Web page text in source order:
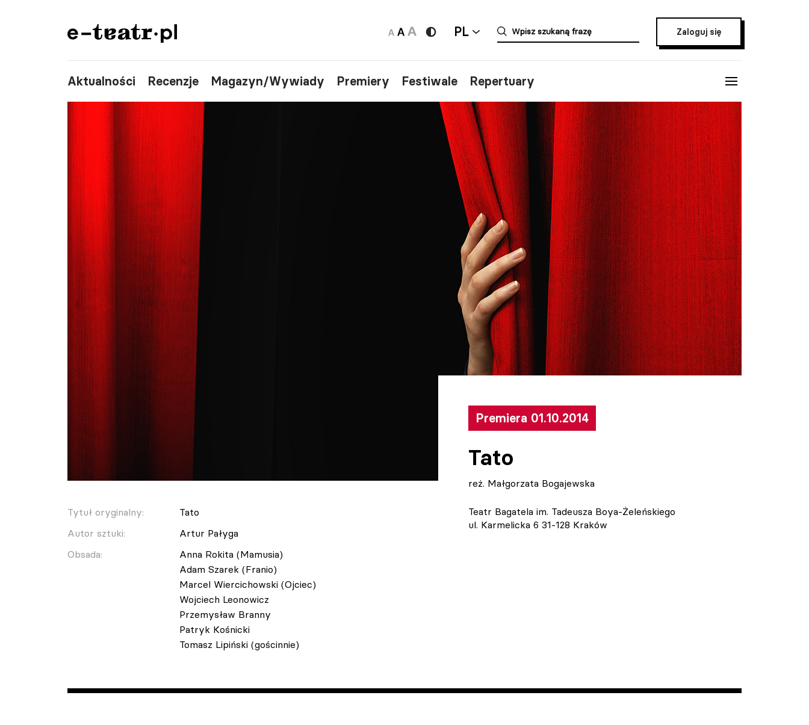
PL Zaloguj się
Aktualności Recenzje Magazyn/Wywiady Premiery Festiwale Repertuary
Premiera 01.10.2014
Tato
reż. Małgorzata Bogajewska
Tytuł oryginalny:
Tato
Autor sztuki:
Artur Pałyga
Obsada:
Anna Rokita (Mamusia)
Adam Szarek (Franio)
Marcel Wiercichowski (Ojciec)
Wojciech Leonowicz
Przemysław Branny
Patryk Kośnicki
Tomasz Lipiński (gościnnie)
Teatr Bagatela im. Tadeusza Boya-Żeleńskiego
ul. Karmelicka 6 31-128 Kraków